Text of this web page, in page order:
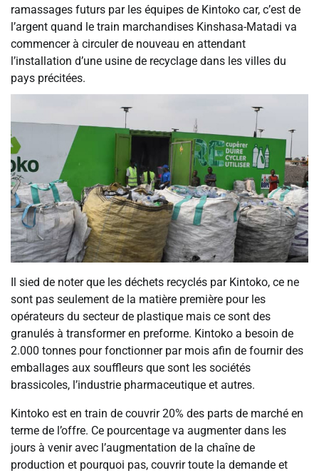
ramassages futurs par les équipes de Kintoko car, c’est de
l’argent quand le train marchandises Kinshasa-Matadi va
commencer à circuler de nouveau en attendant
l’installation d’une usine de recyclage dans les villes du
pays précitées.
‎‎Il sied de noter que les déchets recyclés par Kintoko, ce ne
sont pas seulement de la matière première pour les
opérateurs du secteur de plastique mais ce sont des
granulés à transformer en preforme. Kintoko a besoin de
2.000 tonnes pour fonctionner par mois afin de fournir des
emballages aux souffleurs que sont les sociétés
brassicoles, l’industrie pharmaceutique et autres.
‎‎Kintoko est en train de couvrir 20% des parts de marché en
terme de l’offre. Ce pourcentage va augmenter dans les
jours à venir avec l’augmentation de la chaîne de
production et pourquoi pas, couvrir toute la demande et